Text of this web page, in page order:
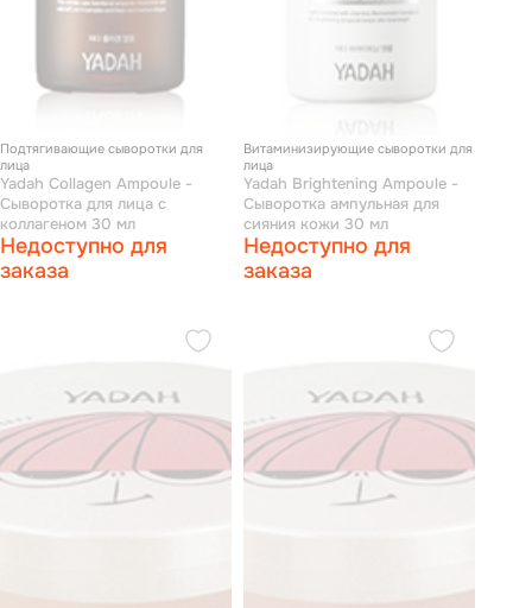
Подтягивающие сыворотки для
лица
Yadah Collagen Ampoule -
Сыворотка для лица с
коллагеном 30 мл
Недоступно для
заказа
Витаминизирующие сыворотки для
лица
Yadah Brightening Ampoule -
Сыворотка ампульная для
сияния кожи 30 мл
Недоступно для
заказа